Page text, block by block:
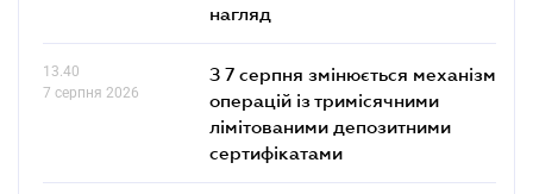
нагляд
13.40
7 серпня 2026
З 7 серпня змінюється механізм
операцій із тримісячними
лімітованими депозитними
сертифікатами